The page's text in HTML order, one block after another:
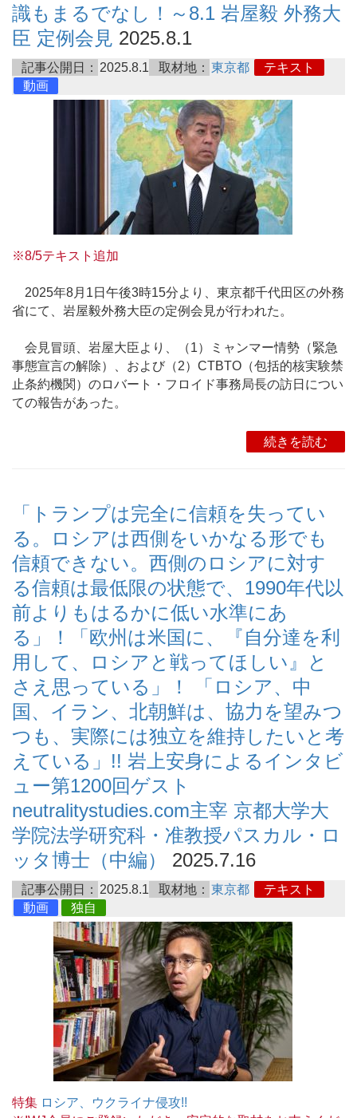
識もまるでなし！～8.1 岩屋毅 外務大
臣 定例会見 2025.8.1
記事公開日： 2025.8.1 取材地： 東京都
テキスト
動画
※8/5テキスト追加
2025年8月1日午後3時15分より、東京都千代田区の外務
省にて、岩屋毅外務大臣の定例会見が行われた。
会見冒頭、岩屋大臣より、（1）ミャンマー情勢（緊急
事態宣言の解除）、および（2）CTBTO（包括的核実験禁
止条約機関）のロバート・フロイド事務局長の訪日につい
ての報告があった。
続きを読む
「トランプは完全に信頼を失ってい
る。ロシアは西側をいかなる形でも
信頼できない。西側のロシアに対す
る信頼は最低限の状態で、1990年代以
前よりもはるかに低い水準にあ
る」！「欧州は米国に、『自分達を利
用して、ロシアと戦ってほしい』と
さえ思っている」！ 「ロシア、中
国、イラン、北朝鮮は、協力を望みつ
つも、実際には独立を維持したいと考
えている」!! 岩上安身によるインタビ
ュー第1200回ゲスト
neutralitystudies.com主宰 京都大学大
学院法学研究科・准教授パスカル・ロ
ッタ博士（中編）
2025.7.16
記事公開日： 2025.8.1 取材地： 東京都
テキスト
動画
独自
特集 ロシア、ウクライナ侵攻!!